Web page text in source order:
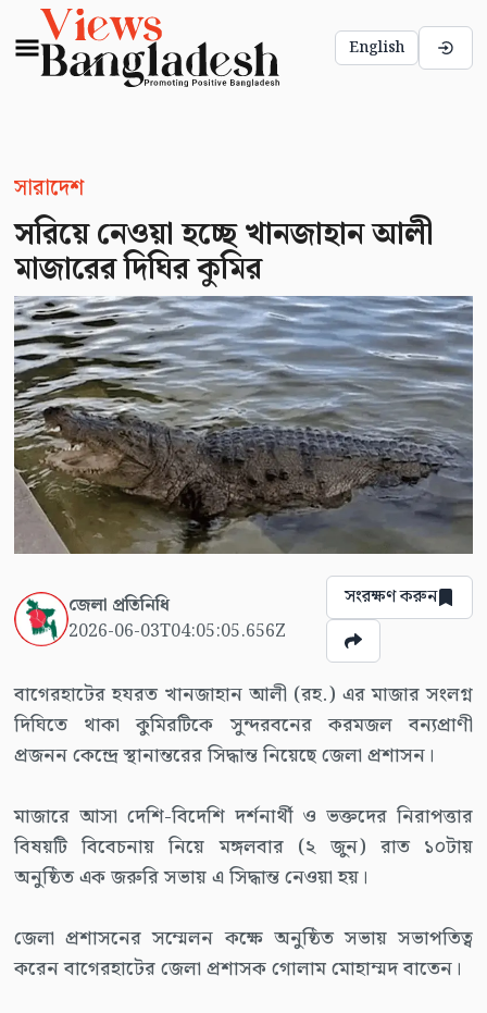
English
সারাদেশ
সরিয়ে নেওয়া হচ্ছে খানজাহান আলী
মাজারের দিঘির কুমির
জেলা প্রতিনিধি
2026-06-03T04:05:05.656Z
সংরক্ষণ করুন
বাগেরহাটের হযরত খানজাহান আলী (রহ.) এর মাজার সংলগ্ন
দিঘিতে থাকা কুমিরটিকে সুন্দরবনের করমজল বন্যপ্রাণী
প্রজনন কেন্দ্রে স্থানান্তরের সিদ্ধান্ত নিয়েছে জেলা প্রশাসন।
মাজারে আসা দেশি-বিদেশি দর্শনার্থী ও ভক্তদের নিরাপত্তার
বিষয়টি বিবেচনায় নিয়ে মঙ্গলবার (২ জুন) রাত ১০টায়
অনুষ্ঠিত এক জরুরি সভায় এ সিদ্ধান্ত নেওয়া হয়।
জেলা প্রশাসনের সম্মেলন কক্ষে অনুষ্ঠিত সভায় সভাপতিত্ব
করেন বাগেরহাটের জেলা প্রশাসক গোলাম মোহাম্মদ বাতেন।